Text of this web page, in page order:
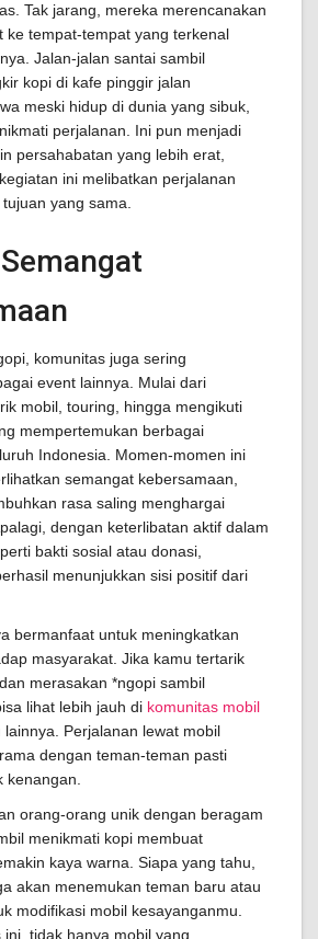
Tak jarang, mereka merencanakan
ke tempat-tempat yang terkenal
Jalan-jalan santai sambil
kopi di kafe pinggir jalan
meski hidup di dunia yang sibuk,
perjalanan. Ini pun menjadi
persahabatan yang lebih erat,
ini melibatkan perjalanan
yang sama.
komunitas juga sering
event lainnya. Mulai dari
mobil, touring, hingga mengikuti
mempertemukan berbagai
Indonesia. Momen-momen ini
semangat kebersamaan,
rasa saling menghargai
dengan keterlibatan aktif dalam
bakti sosial atau donasi,
menunjukkan sisi positif dari
bermanfaat untuk meningkatkan
masyarakat. Jika kamu tertarik
merasakan *ngopi sambil
lihat lebih jauh di komunitas mobil
lainnya. Perjalanan lewat mobil
dengan teman-teman pasti
kenangan.
orang-orang unik dengan beragam
menikmati kopi membuat
kaya warna. Siapa yang tahu,
akan menemukan teman baru atau
modifikasi mobil kesayanganmu.
ini, tidak hanya mobil yang